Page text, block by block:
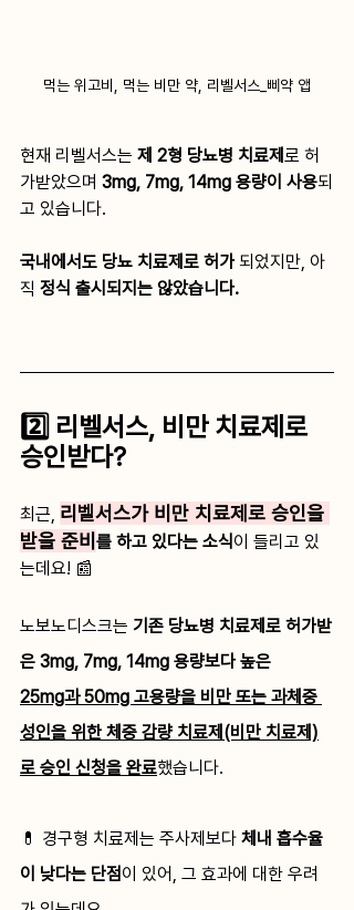
먹는 위고비, 먹는 비만 약, 리벨서스_삐약 앱
현재 리벨서스는 제 2형 당뇨병 치료제 로 허
가받았으며 3mg, 7mg, 14mg 용량이 사용되
고 있습니다.
국내에서도 당뇨 치료제로 허가 되었지만, 아
직 정식 출시되지는 않았습니다.
2️⃣ 리벨서스, 비만 치료제로
승인받다?
최근, 리벨서스가 비만 치료제로 승인을
받을 준비 를 하고 있다는 소식 이 들리고 있
는데요! 📰
노보노디스크는 기존 당뇨병 치료제로 허가받
은 3mg, 7mg, 14mg 용량보다 높은
25mg과 50mg 고용량을 비만 또는 과체중
성인을 위한 체중 감량 치료제(비만 치료제)
로 승인 신청을 완료했습니다.
💊 경구형 치료제는 주사제보다 체내 흡수율
이 낮다는 단점 이 있어, 그 효과에 대한 우려